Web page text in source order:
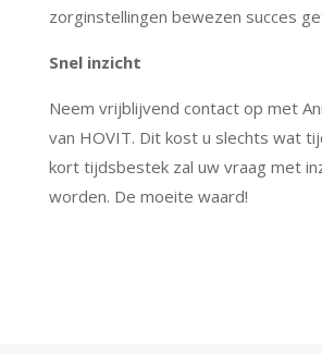
zorginstellingen bewezen succes
Snel inzicht
Neem vrijblijvend contact op met
van HOVIT. Dit kost u slechts wat
kort tijdsbestek zal uw vraag met
worden. De moeite waard!